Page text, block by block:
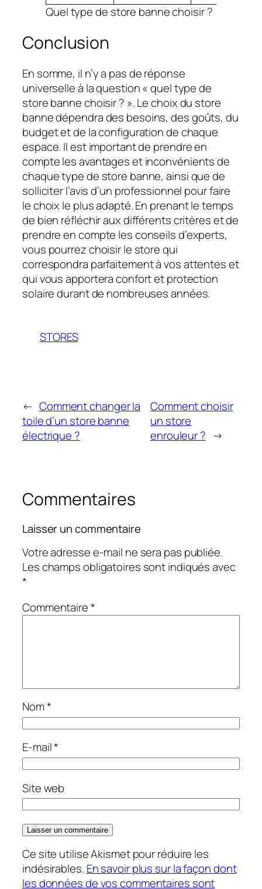
Quel type de store banne choisir ?
Conclusion
En somme, il n’y a pas de réponse
universelle à la question « quel type de
store banne choisir ? ». Le choix du store
banne dépendra des besoins, des goûts, du
budget et de la configuration de chaque
espace. Il est important de prendre en
compte les avantages et inconvénients de
chaque type de store banne, ainsi que de
solliciter l’avis d’un professionnel pour faire
le choix le plus adapté. En prenant le temps
de bien réfléchir aux différents critères et de
prendre en compte les conseils d’experts,
vous pourrez choisir le store qui
correspondra parfaitement à vos attentes et
qui vous apportera confort et protection
solaire durant de nombreuses années.
STORES
← Comment changer la
toile d’un store banne
électrique ?
Comment choisir
un store
enrouleur ? →
Commentaires
Laisser un commentaire
Votre adresse e-mail ne sera pas publiée.
Les champs obligatoires sont indiqués avec
*
Commentaire*
Nom*
E-mail*
Site web
Ce site utilise Akismet pour réduire les
indésirables. En savoir plus sur la façon dont
les données de vos commentaires sont